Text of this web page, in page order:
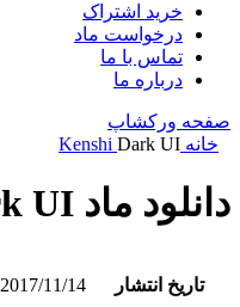
خرید اشتراک
درخواست ماد
تماس با ما
درباره ما
صفحه ورکشاپ
خانه
Kenshi Dark UI
دانلود ماد Dark UI
تاریخ انتشار 2017/11/14